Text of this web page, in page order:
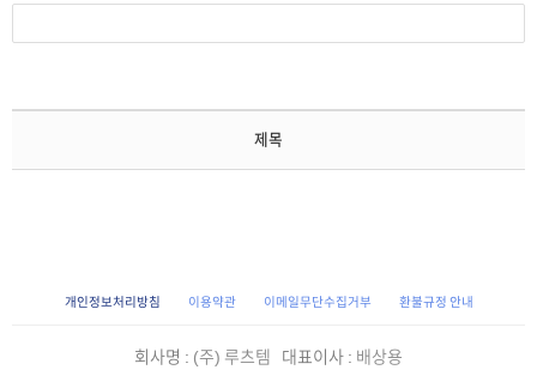
제목
개인정보처리방침 이용약관 이메일무단수집거부 환불규정 안내
회사명 : (주) 루츠템 대표이사 : 배상용